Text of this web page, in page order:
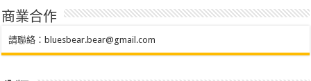
商業合作
請聯絡： bluesbear.bear@gmail.com